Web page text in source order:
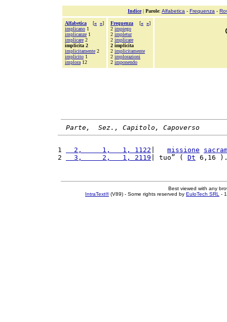
Indice| Parole: Alfabetica - Frequenza -
Alfabetica [« »]
implicano 1
implicanze 1
implicare 2
implicita 2
implicitamente 2
implicito 1
implora 12
Frequenza [« »]
2 impiego
2 impletur
2 implicare
2 implicita
2 implicitamente
2 implorazioni
2 imponendo
Parte,  Sez., Capitolo, Capoverso
1
  2,     1,   1, 1122
missione
2
  3,     2,   1, 2119
| tuo” ( Dt 6,16
Best viewed with any
IntraText®(V89) - Some rights reserved by EuloTech SRL -